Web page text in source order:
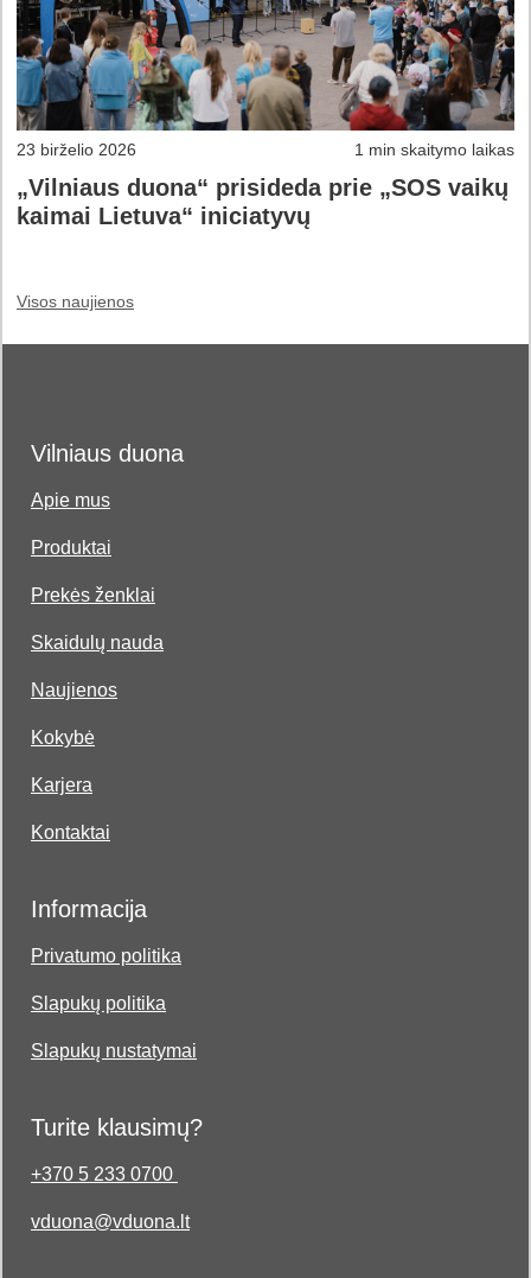
23 birželio 2026 1 min skaitymo laikas
„Vilniaus duona“ prisideda prie „SOS vaikų
kaimai Lietuva“ iniciatyvų
Visos naujienos
Vilniaus duona
Apie mus
Produktai
Prekės ženklai
Skaidulų nauda
Naujienos
Kokybė
Karjera
Kontaktai
Informacija
Privatumo politika
Slapukų politika
Slapukų nustatymai
Turite klausimų?
+370 5 233 0700
vduona@vduona.lt